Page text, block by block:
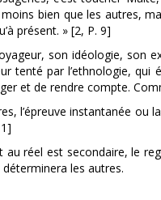
bien que les autres,
présent. » [2, P. 9]
son idéologie, son
tenté par l’ethnologie,
et de rendre compte.
l’épreuve instantanée
réel est secondaire, le
les autres.